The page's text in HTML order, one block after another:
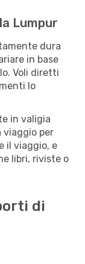
Lumpur
dura
in base
Voli diretti
lo
in valigia
viaggio per
il viaggio, e
libri, riviste o
di